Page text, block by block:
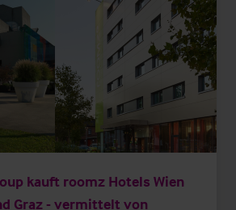
kauft roomz Hotels Wien
Graz - vermittelt von